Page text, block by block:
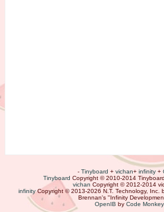
- Tinyboard + vichan+ infinity +
Tinyboard Copyright ©2010-2014
vichan Copyright ©2012-2014
infinityCopyright ©2013-2026 N.T. Technology, Inc.
Brennan's "Infinity
OpenIB by Code